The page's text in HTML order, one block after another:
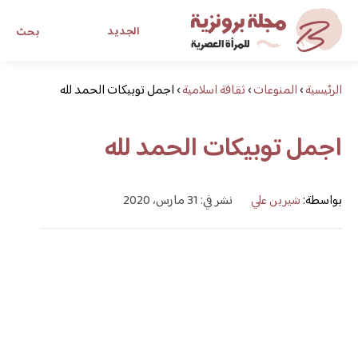
بحث الجديد
مجلة برونزية للفتاة العصرية
ابحث عن أي موضوع يهمك
الرئيسية›المنوعات›ثقافة اسلامية›اجمل توبيكات الحمد لله
اجمل توبيكات الحمد لله
بواسطة:شيرين علي نشر في: 31 مارس، 2020